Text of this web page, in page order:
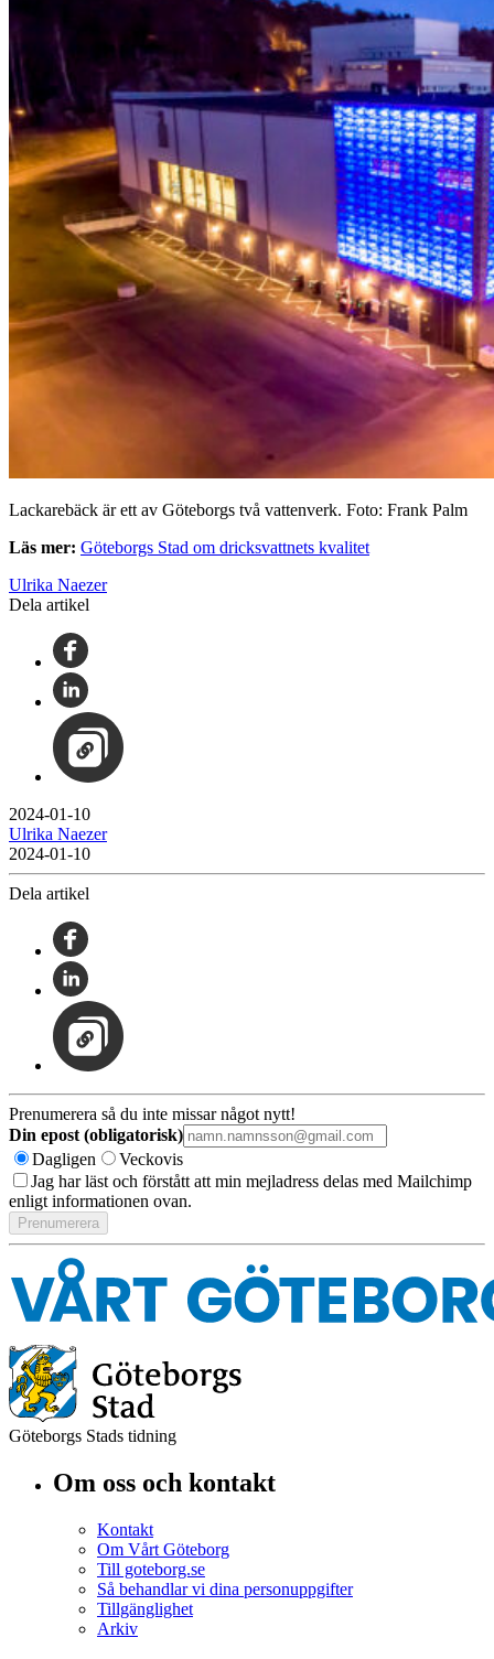
Lackarebäck är ett av Göteborgs två vattenverk. Foto: Frank Palm
Läs mer: Göteborgs Stad om dricksvattnets kvalitet
Ulrika Naezer
Dela artikel
2024-01-10
Ulrika Naezer
2024-01-10
Dela artikel
Prenumerera så du inte missar något nytt!
Din epost (obligatorisk)
Dagligen
Veckovis
Jag har läst och förstått att min mejladress delas med Mailchimp
enligt informationen ovan.
Göteborgs Stads tidning
Om oss och kontakt
Kontakt
Om Vårt Göteborg
Till goteborg.se
Så behandlar vi dina personuppgifter
Tillgänglighet
Arkiv